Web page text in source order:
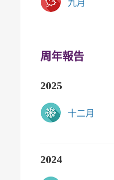
九月
周年報告
2025
十二月
2024